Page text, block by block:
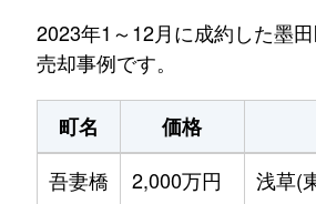
2023年1～12月に成約した墨
売却事例です。
町名 価格
吾妻橋
2,000万円
浅草(